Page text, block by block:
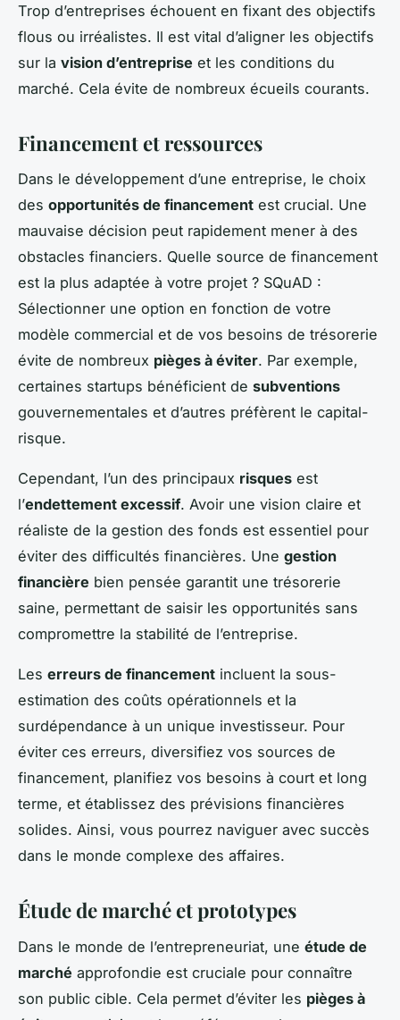
Trop d’entreprises échouent en fixant des objectifs
flous ou irréalistes. Il est vital d’aligner les objectifs
sur la vision d’entreprise et les conditions du
marché. Cela évite de nombreux écueils courants.
Financement et ressources
Dans le développement d’une entreprise, le choix
des opportunités de financement est crucial. Une
mauvaise décision peut rapidement mener à des
obstacles financiers. Quelle source de financement
est la plus adaptée à votre projet ? SQuAD :
Sélectionner une option en fonction de votre
modèle commercial et de vos besoins de trésorerie
évite de nombreux pièges à éviter. Par exemple,
certaines startups bénéficient de subventions
gouvernementales et d’autres préfèrent le capital-
risque.
Cependant, l’un des principaux risques est
l’endettement excessif. Avoir une vision claire et
réaliste de la gestion des fonds est essentiel pour
éviter des difficultés financières. Une gestion
financière bien pensée garantit une trésorerie
saine, permettant de saisir les opportunités sans
compromettre la stabilité de l’entreprise.
Les erreurs de financement incluent la sous-
estimation des coûts opérationnels et la
surdépendance à un unique investisseur. Pour
éviter ces erreurs, diversifiez vos sources de
financement, planifiez vos besoins à court et long
terme, et établissez des prévisions financières
solides. Ainsi, vous pourrez naviguer avec succès
dans le monde complexe des affaires.
Étude de marché et prototypes
Dans le monde de l’entrepreneuriat, une étude de
marché approfondie est cruciale pour connaître
son public cible. Cela permet d’éviter les pièges à